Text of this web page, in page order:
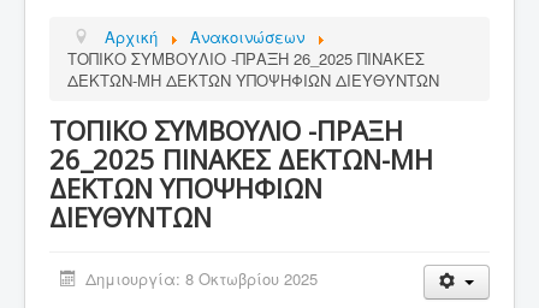
Υπηρεσία Ενημέρωσης
Τελευταία νέα
Σχολεία
Εκδρομές
Δραστηριότητες Σχολείων
Επικοινωνία
Αρχική
Ανακοινώσεων
ΤΟΠΙΚΟ ΣΥΜΒΟΥΛΙΟ -ΠΡΑΞΗ 26_2025 ΠΙΝΑΚΕΣ
ΔΕΚΤΩΝ-ΜΗ ΔΕΚΤΩΝ ΥΠΟΨΗΦΙΩΝ ΔΙΕΥΘΥΝΤΩΝ
ΤΟΠΙΚΟ ΣΥΜΒΟΥΛΙΟ -ΠΡΑΞΗ
26_2025 ΠΙΝΑΚΕΣ ΔΕΚΤΩΝ-ΜΗ
ΔΕΚΤΩΝ ΥΠΟΨΗΦΙΩΝ
ΔΙΕΥΘΥΝΤΩΝ
Δημιουργία: 8 Οκτωβρίου 2025